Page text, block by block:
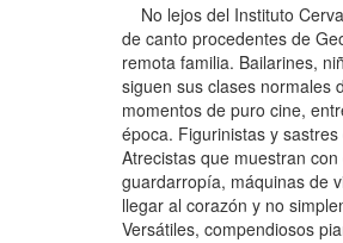
No lejos del Instituto
de canto procedentes de
remota familia. Bailarines,
siguen sus clases normales
momentos de puro cine,
época. Figurinistas y
Atrecistas que muestran
guardarropía, máquinas de
llegar al corazón y no
Versátiles, compendiosos